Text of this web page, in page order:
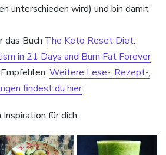
unterschieden wird) und bin damit
das Buch The Keto Reset Diet:
in 21 Days and Burn Fat Forever
Weitere Lese-, Rezept-,
findest du hier.
für dich: